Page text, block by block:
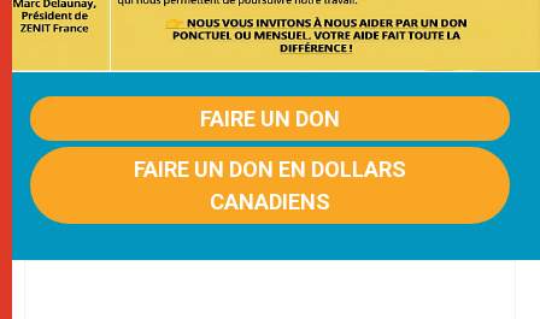
FAIRE UN DON
FAIRE UN DON EN DOLLARS
CANADIENS